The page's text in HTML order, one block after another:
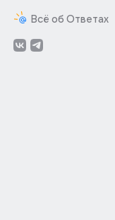
Всё об Ответах